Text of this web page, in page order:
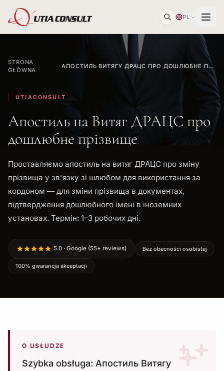
PL
STRONA
GŁÓWNA
АПОСТИЛЬ ВИТЯГУ ДРАЦС ПРО ДОШЛЮБНЕ ПРІЗВИЩЕ
UTIACONSULT
Апостиль на Витяг ДРАЦС про
дошлюбне прізвище
Проставляємо апостиль на витяг ДРАЦС про зміну
прізвища у зв'язку зі шлюбом для використання за
кордоном — для зміни прізвища в документах,
підтвердження дошлюбного імені в іноземних
установах. Термін: 1–3 робочих дні.
5.0 · Google (55+ reviews) Bez obecności osobistej
100% gwarancja akceptacji
O USŁUDZE
Szybka obsługa: Апостиль Витягу